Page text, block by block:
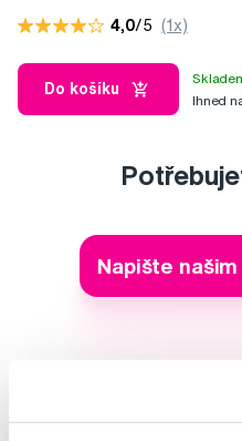
4,0/5 (1x)
Do košíku
Ihned
Napište